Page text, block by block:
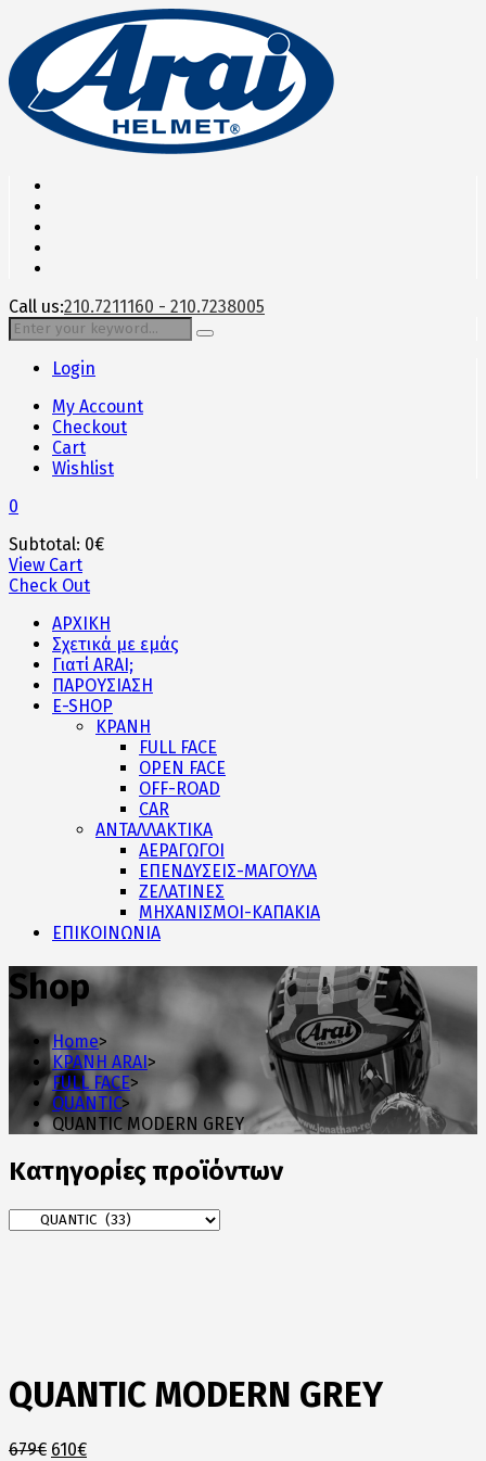
Call us:210.7211160 - 210.7238005
Login
My Account
Checkout
Cart
Wishlist
0
Subtotal: 0€
View Cart
Check Out
ΑΡΧΙΚΗ
Σχετικά με εμάς
Γιατί ARAI;
ΠΑΡΟΥΣΙΑΣΗ
E-SHOP
ΚΡΑΝΗ
FULL FACE
OPEN FACE
OFF-ROAD
CAR
ΑΝΤΑΛΛΑΚΤΙΚΑ
ΑΕΡΑΓΩΓΟΙ
ΕΠΕΝΔΥΣΕΙΣ-ΜΑΓΟΥΛΑ
ΖΕΛΑΤΙΝΕΣ
ΜΗΧΑΝΙΣΜΟΙ-ΚΑΠΑΚΙΑ
ΕΠΙΚΟΙΝΩΝΙΑ
Shop
Home>
ΚΡΑΝΗ ARAI>
FULL FACE>
QUANTIC>
QUANTIC MODERN GREY
Κατηγορίες προϊόντων
QUANTIC MODERN GREY
679€ Original
610€Η